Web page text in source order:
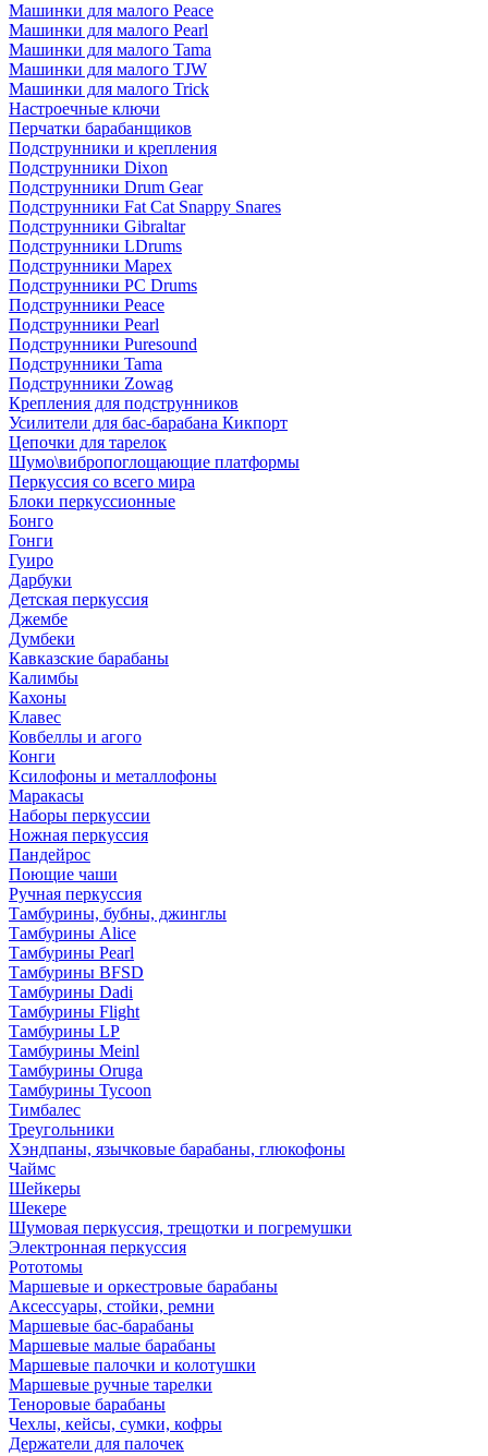
Машинки для малого Peace
Машинки для малого Pearl
Машинки для малого Tama
Машинки для малого TJW
Машинки для малого Trick
Настроечные ключи
Перчатки барабанщиков
Подструнники и крепления
Подструнники Dixon
Подструнники Drum Gear
Подструнники Fat Cat Snappy Snares
Подструнники Gibraltar
Подструнники LDrums
Подструнники Mapex
Подструнники PC Drums
Подструнники Peace
Подструнники Pearl
Подструнники Puresound
Подструнники Tama
Подструнники Zowag
Крепления для подструнников
Усилители для бас-барабана Кикпорт
Цепочки для тарелок
Шумо\вибропоглощающие платформы
Перкуссия со всего мира
Блоки перкуссионные
Бонго
Гонги
Гуиро
Дарбуки
Детская перкуссия
Джембе
Думбеки
Кавказские барабаны
Калимбы
Кахоны
Клавес
Ковбеллы и агого
Конги
Ксилофоны и металлофоны
Маракасы
Наборы перкуссии
Ножная перкуссия
Пандейрос
Поющие чаши
Ручная перкуссия
Тамбурины, бубны, джинглы
Тамбурины Alice
Тамбурины Pearl
Тамбурины BFSD
Тамбурины Dadi
Тамбурины Flight
Тамбурины LP
Тамбурины Meinl
Тамбурины Oruga
Тамбурины Tycoon
Тимбалес
Треугольники
Хэндпаны, язычковые барабаны, глюкофоны
Чаймс
Шейкеры
Шекере
Шумовая перкуссия, трещотки и погремушки
Электронная перкуссия
Рототомы
Маршевые и оркестровые барабаны
Аксессуары, стойки, ремни
Маршевые бас-барабаны
Маршевые малые барабаны
Маршевые палочки и колотушки
Маршевые ручные тарелки
Теноровые барабаны
Чехлы, кейсы, сумки, кофры
Держатели для палочек